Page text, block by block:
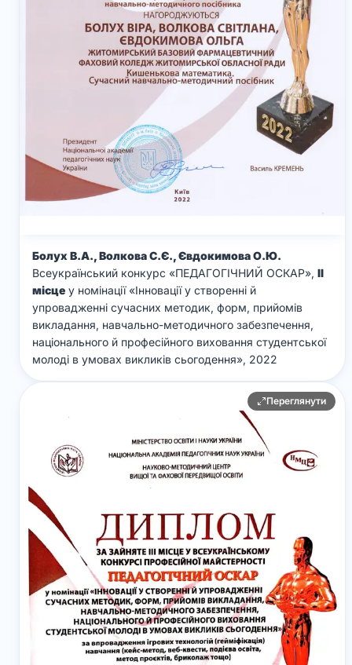
Болух В.А., Волкова С.Є., Євдокимова О.Ю.
Всеукраїнський конкурс «ПЕДАГОГІЧНИЙ ОСКАР», ІІ
місце у номінації «Інновації у створенні й
упровадженні сучасних методик, форм, прийомів
викладання, навчально-методичного забезпечення,
національного й професійного виховання студентської
молоді в умовах викликів сьогодення», 2022
Переглянути